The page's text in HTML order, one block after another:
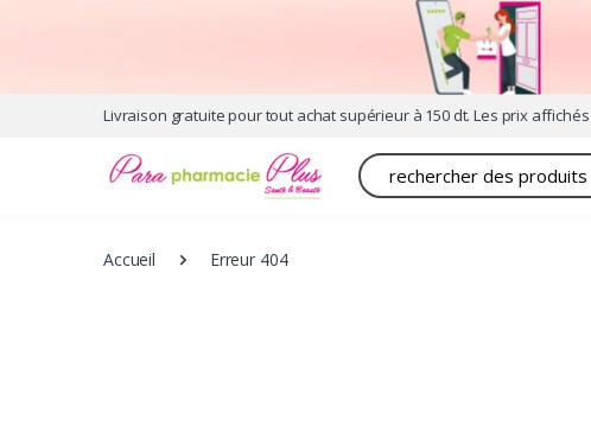
Livraison gratuite pour tout achat supérieur à 150 dt. Les prix
Recherche
Accueil Erreur 404